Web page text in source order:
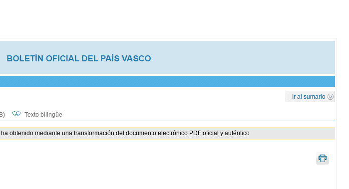
Ir al sumario
Texto bilingüe
obtenido mediante una transformación del documento electrónico PDF oficial y auténtico